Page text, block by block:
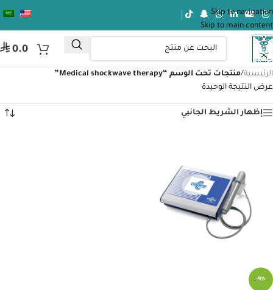
Skip to navigation
Skip to main content
⃁ 0.0
الرئيسية/منتجات تحت الوسم “Medical shockwave therapy”
عرض النتيجة الوحيدة
إظهار الشريط الجانبي
-9%